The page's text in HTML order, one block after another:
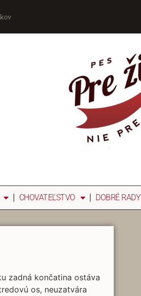
CHOVATEĽSTVO DOBRÉ RADY
zadná končatina ostáva
os, neuzatvára